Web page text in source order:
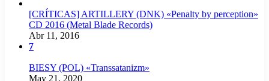
[CRÍTICAS] ARTILLERY (DNK) «Penalty by perception»
CD 2016 (Metal Blade Records)
Abr 11, 2016
7
BIESY (POL) «Transsatanizm»
May 21, 2020